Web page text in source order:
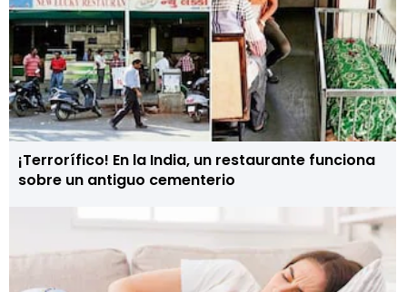
¡Terrorífico! En la India, un restaurante funciona
sobre un antiguo cementerio